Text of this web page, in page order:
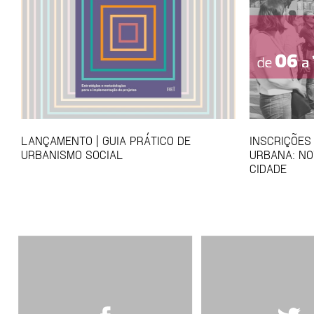
LANÇAMENTO | GUIA PRÁTICO DE
URBANISMO SOCIAL
URBANA:
CIDADE